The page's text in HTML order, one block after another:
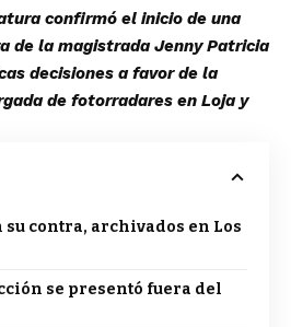
confirmó el inicio de una
de la magistrada Jenny Patricia
decisiones a favor de la
de fotorradares en Loja y
su contra, archivados en Los
se presentó fuera del